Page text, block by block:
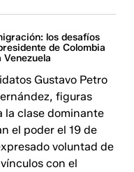
los desafíos
de Colombia
Gustavo Petro
figuras
la clase dominante
el poder el 19 de
voluntad de
con el